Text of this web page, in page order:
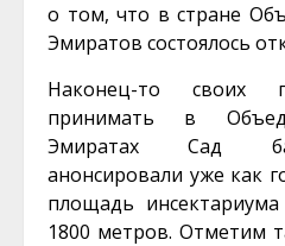
о том, что в стране
Эмиратов состоялось
Наконец-то своих
принимать в
Эмиратах Сад
анонсировали уже как
площадь инсектариума
1800 метров. Отметим